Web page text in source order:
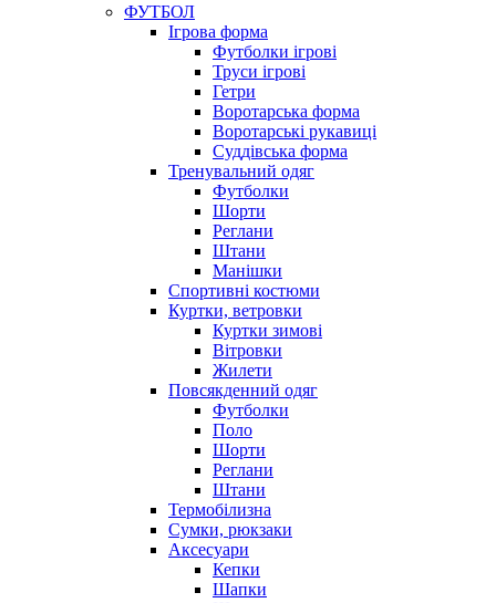
ФУТБОЛ
Ігрова форма
Футболки ігрові
Труси ігрові
Гетри
Воротарська форма
Воротарські рукавиці
Суддівська форма
Тренувальний одяг
Футболки
Шорти
Реглани
Штани
Манішки
Спортивні костюми
Куртки, ветровки
Куртки зимові
Вітровки
Жилети
Повсякденний одяг
Футболки
Поло
Шорти
Реглани
Штани
Термобілизна
Сумки, рюкзаки
Аксесуари
Кепки
Шапки